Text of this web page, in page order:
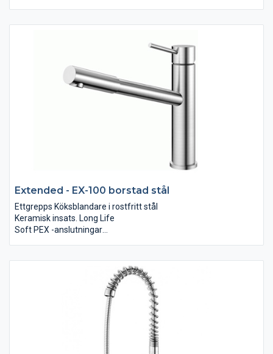
Extended - EX-100 borstad stål
Ettgrepps Köksblandare i rostfritt stål
Keramisk insats. Long Life
Soft PEX -anslutningar